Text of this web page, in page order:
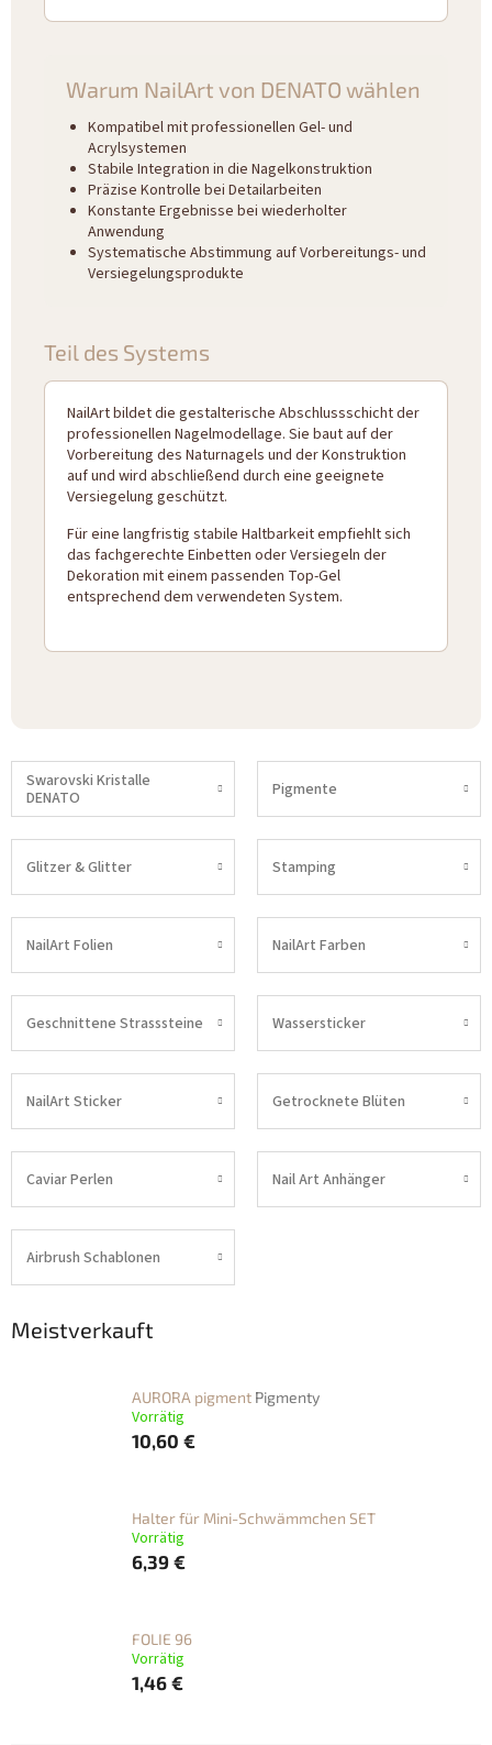
Warum NailArt von DENATO wählen
Kompatibel mit professionellen Gel- und
Acrylsystemen
Stabile Integration in die Nagelkonstruktion
Präzise Kontrolle bei Detailarbeiten
Konstante Ergebnisse bei wiederholter
Anwendung
Systematische Abstimmung auf Vorbereitungs- und
Versiegelungsprodukte
Teil des Systems
NailArt bildet die gestalterische Abschlussschicht der
professionellen Nagelmodellage. Sie baut auf der
Vorbereitung des Naturnagels und der Konstruktion
auf und wird abschließend durch eine geeignete
Versiegelung geschützt.
Für eine langfristig stabile Haltbarkeit empfiehlt sich
das fachgerechte Einbetten oder Versiegeln der
Dekoration mit einem passenden Top-Gel
entsprechend dem verwendeten System.
Swarovski Kristalle
DENATO
Pigmente
Glitzer & Glitter Stamping
NailArt Folien NailArt Farben
Geschnittene Strasssteine Wassersticker
NailArt Sticker Getrocknete Blüten
Caviar Perlen Nail Art Anhänger
Airbrush Schablonen
Meistverkauft
AURORA pigment Pigmenty
Vorrätig
10,60 €
Halter für Mini-Schwämmchen SET
Vorrätig
6,39 €
FOLIE 96
Vorrätig
1,46 €